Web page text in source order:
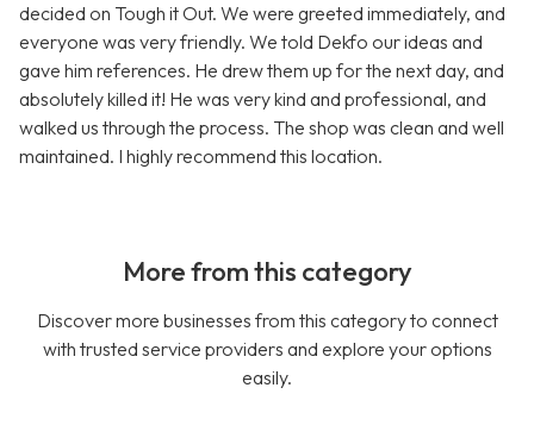
decided on Tough it Out. We were greeted immediately, and
everyone was very friendly. We told Dekfo our ideas and
gave him references. He drew them up for the next day, and
absolutely killed it! He was very kind and professional, and
walked us through the process. The shop was clean and well
maintained. I highly recommend this location.
More from this category
Discover more businesses from this category to connect
with trusted service providers and explore your options
easily.